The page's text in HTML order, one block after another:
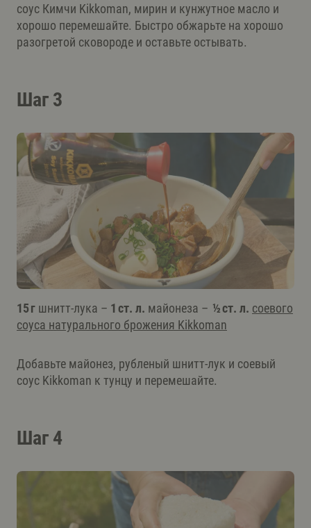
соус Кимчи Kikkoman, мирин и кунжутное масло и
хорошо перемешайте. Быстро обжарьте на хорошо
разогретой сковороде и оставьте остывать.
Шаг 3
15 г шнитт-лука – 1 ст. л. майонеза – ½ ст. л. соевого
соуса натурального брожения Kikkoman
Добавьте майонез, рубленый шнитт-лук и соевый
соус Kikkoman к тунцу и перемешайте.
Шаг 4